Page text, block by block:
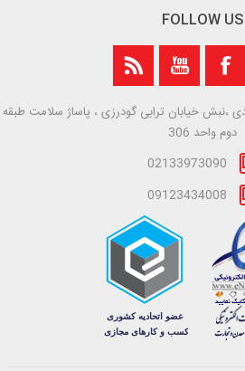
FOLLOW US
،نبش خیابان ترابی گودرزی ، پاساژ سلامت طبقه
دوم واحد 306
02133973090
09123434008